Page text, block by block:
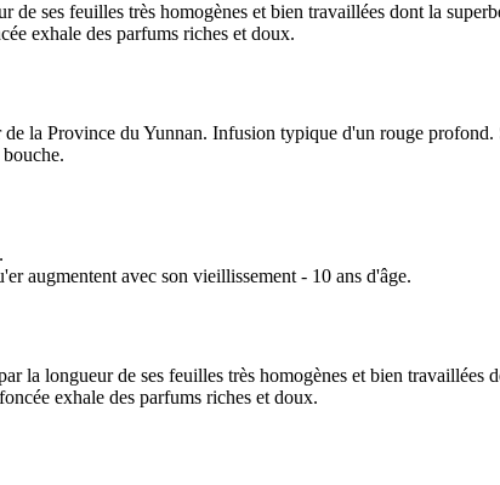
de ses feuilles très homogènes et bien travaillées dont la
exhale des parfums riches et doux.
la Province du Yunnan. Infusion typique d'un rouge
augmentent avec son vieillissement - 10 ans d'âge.
la longueur de ses feuilles très homogènes et bien
exhale des parfums riches et doux.